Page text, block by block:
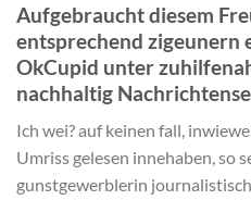
Aufgebraucht diesem
entsprechend zigeunern
OkCupid unter
nachhaltig
Ich wei? auf keinen fall,
Umriss gelesen innehaben, so
gunstgewerblerin